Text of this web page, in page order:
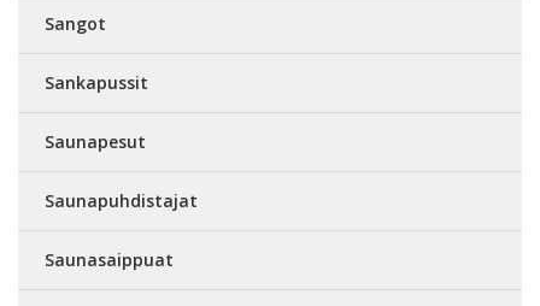
Sangot
Sankapussit
Saunapesut
Saunapuhdistajat
Saunasaippuat